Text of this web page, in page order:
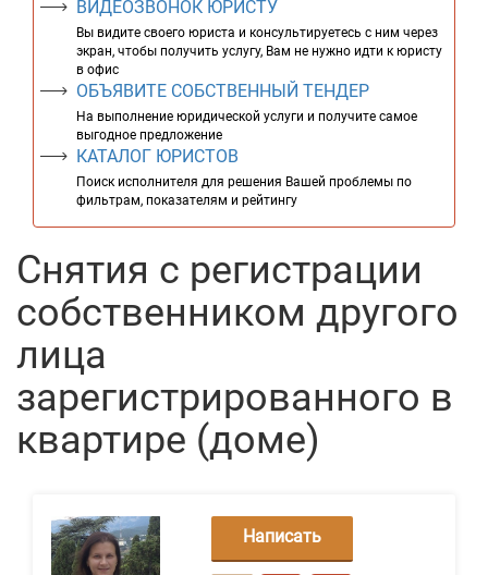
ВИДЕОЗВОНОК ЮРИСТУ
Вы видите своего юриста и консультируетесь с ним через
экран, чтобы получить услугу, Вам не нужно идти к юристу
в офис
ОБЪЯВИТЕ СОБСТВЕННЫЙ ТЕНДЕР
На выполнение юридической услуги и получите самое
выгодное предложение
КАТАЛОГ ЮРИСТОВ
Поиск исполнителя для решения Вашей проблемы по
фильтрам, показателям и рейтингу
Снятия с регистрации
собственником другого
лица
зарегистрированного в
квартире (доме)
Написать